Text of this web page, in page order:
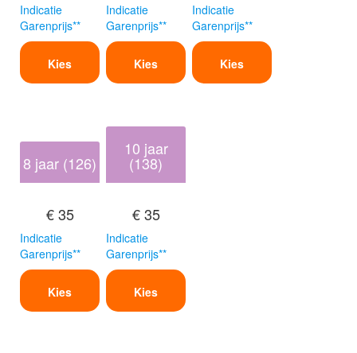
Indicatie
Garenprijs**
Kies
Indicatie
Garenprijs**
Kies
Indicatie
Garenprijs**
Kies
8 jaar (126)
€ 35
Indicatie
Garenprijs**
Kies
10 jaar
(138)
€ 35
Indicatie
Garenprijs**
Kies